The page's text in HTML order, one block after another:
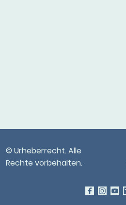
© Urheberrecht. Alle
Rechte vorbehalten.